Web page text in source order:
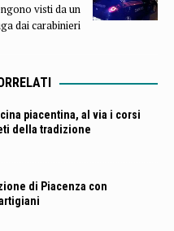
visti da un
dai carabinieri
piacentina, al via i corsi
della tradizione
di Piacenza con